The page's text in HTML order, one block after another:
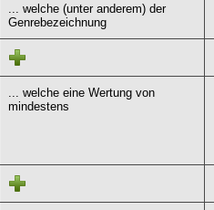
... welche (unter anderem) der
Genrebezeichnung
... welche eine Wertung von
mindestens